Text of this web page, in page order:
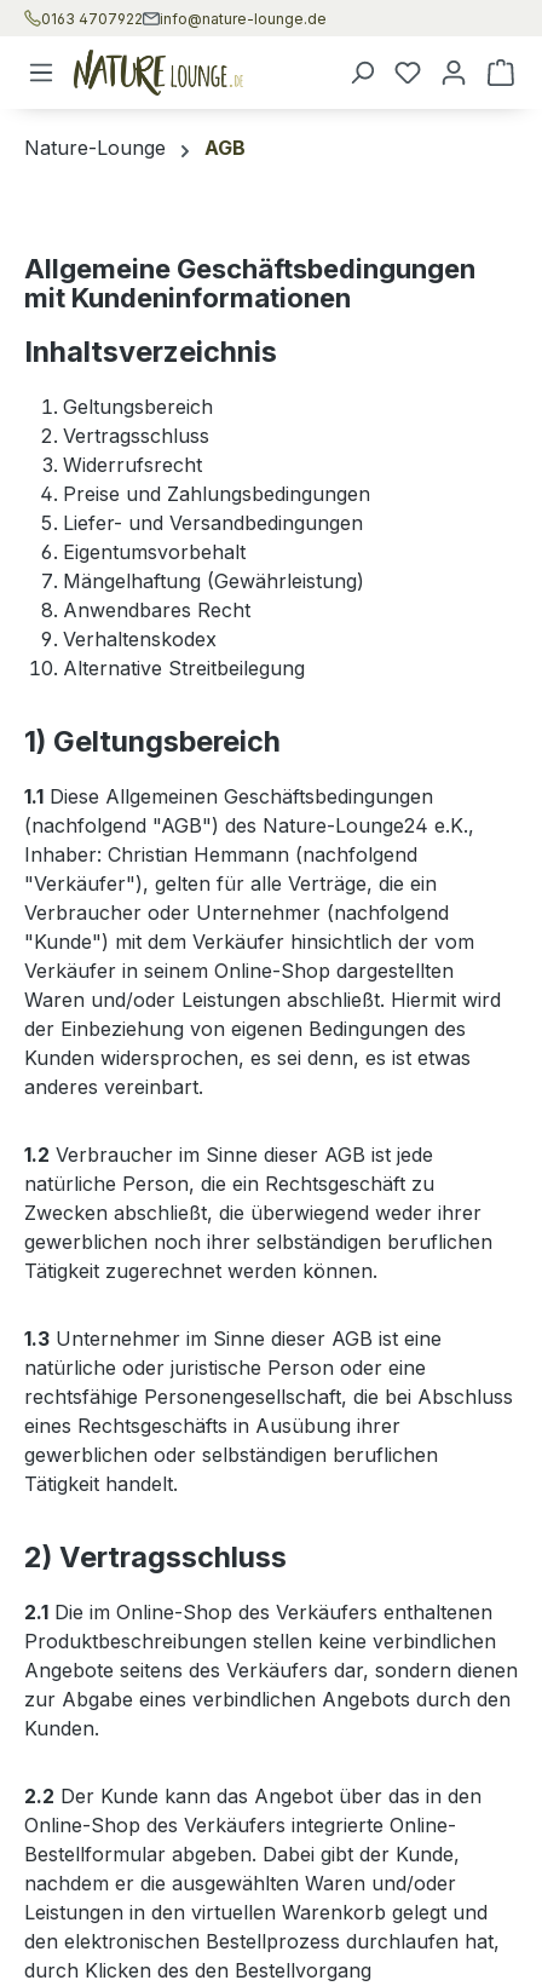
Zum Hauptinhalt springen
0163 4707922 info@nature-lounge.de
Nature-Lounge AGB
Allgemeine Geschäftsbedingungen
mit Kundeninformationen
Inhaltsverzeichnis
Geltungsbereich
Vertragsschluss
Widerrufsrecht
Preise und Zahlungsbedingungen
Liefer- und Versandbedingungen
Eigentumsvorbehalt
Mängelhaftung (Gewährleistung)
Anwendbares Recht
Verhaltenskodex
Alternative Streitbeilegung
1) Geltungsbereich
1.1 Diese Allgemeinen Geschäftsbedingungen
(nachfolgend "AGB") des Nature-Lounge24 e.K.,
Inhaber: Christian Hemmann (nachfolgend
"Verkäufer"), gelten für alle Verträge, die ein
Verbraucher oder Unternehmer (nachfolgend
"Kunde") mit dem Verkäufer hinsichtlich der vom
Verkäufer in seinem Online-Shop dargestellten
Waren und/oder Leistungen abschließt. Hiermit wird
der Einbeziehung von eigenen Bedingungen des
Kunden widersprochen, es sei denn, es ist etwas
anderes vereinbart.
1.2 Verbraucher im Sinne dieser AGB ist jede
natürliche Person, die ein Rechtsgeschäft zu
Zwecken abschließt, die überwiegend weder ihrer
gewerblichen noch ihrer selbständigen beruflichen
Tätigkeit zugerechnet werden können.
1.3 Unternehmer im Sinne dieser AGB ist eine
natürliche oder juristische Person oder eine
rechtsfähige Personengesellschaft, die bei Abschluss
eines Rechtsgeschäfts in Ausübung ihrer
gewerblichen oder selbständigen beruflichen
Tätigkeit handelt.
2) Vertragsschluss
2.1 Die im Online-Shop des Verkäufers enthaltenen
Produktbeschreibungen stellen keine verbindlichen
Angebote seitens des Verkäufers dar, sondern dienen
zur Abgabe eines verbindlichen Angebots durch den
Kunden.
2.2 Der Kunde kann das Angebot über das in den
Online-Shop des Verkäufers integrierte Online-
Bestellformular abgeben. Dabei gibt der Kunde,
nachdem er die ausgewählten Waren und/oder
Leistungen in den virtuellen Warenkorb gelegt und
den elektronischen Bestellprozess durchlaufen hat,
durch Klicken des den Bestellvorgang